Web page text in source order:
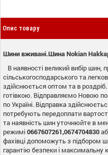
Опис товару
Шини вживані.Шина Nokian
В наявності великий вибір шин,
сільськогосподарського та
здійснюється оптом та в
готівкою. Відправляємо Новою
по Україні. Відправка
потребують передоплати
та наявність шин уточнюйте в
режимі0667607261,0674704830
фахівці допоможуть з підбором
гарантію безпеки і максимальну